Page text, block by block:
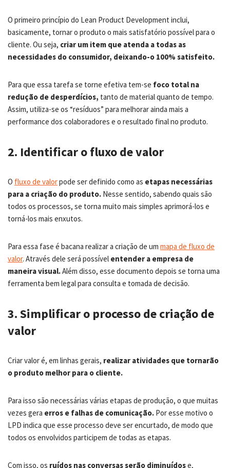
O primeiro princípio do Lean Product Development inclui,
basicamente, tornar o produto o mais satisfatório possível para o
cliente. Ou seja, criar um item que atenda a todas as
necessidades do consumidor, deixando-o 100% satisfeito.
Para que essa tarefa se torne efetiva tem-se foco total na
redução de desperdícios, tanto de material quanto de tempo.
Assim, utiliza-se os “resíduos” para melhorar ainda mais a
performance dos colaboradores e o resultado final no produto.
2. Identificar o fluxo de valor
O fluxo de valorpode ser definido como as etapas necessárias
para a criação do produto. Nesse sentido, sabendo quais são
todos os processos, se torna muito mais simples aprimorá-los e
torná-los mais enxutos.
Para essa fase é bacana realizar a criação de um mapa de fluxo de
valor. Através dele será possível entender a empresa de
maneira visual.Além disso, esse documento depois se torna uma
ferramenta bem legal para consulta e tomada de decisão.
3. Simplificar o processo de criação de
valor
Criar valor é, em linhas gerais, realizar atividades que tornarão
o produto melhor para o cliente.
Para isso são necessárias várias etapas de produção, o que muitas
vezes gera erros e falhas de comunicação. Por esse motivo o
LPD indica que esse processo deve ser encurtado, de modo que
todos os envolvidos participem de todas as etapas.
Com isso, os ruídos nas conversas serão diminuídose,